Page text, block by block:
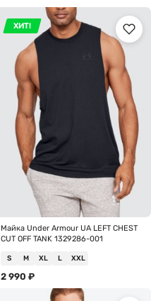
ХИТ!
Майка Under Armour UA LEFT CHEST
CUT OFF TANK 1329286-001
S M XL L XXL
2 990 ₽